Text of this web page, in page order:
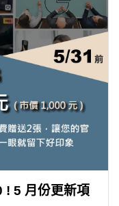
! 5 月份更新項